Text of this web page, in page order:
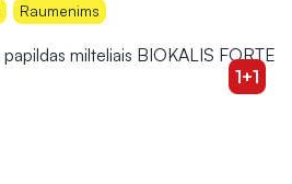
Raumenims
1+1